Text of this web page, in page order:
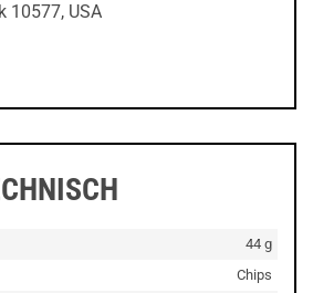
10577, USA
44 g
Chips